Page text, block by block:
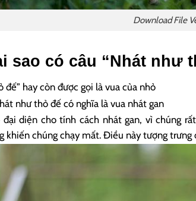
Download File
sao có câu “Nhát như
đế” hay còn được gọi là vua của nhỏ
như thỏ đế có nghĩa là vua nhát gan
đại diện cho tính cách nhát gan, vì chúng
khiến chúng chạy mất. Điều này tượng